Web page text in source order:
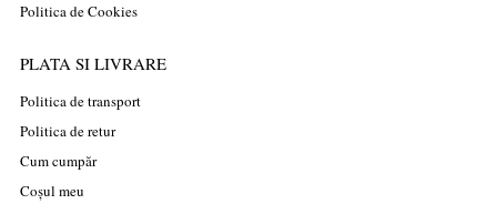
Politica de Cookies
PLATA SI LIVRARE
Politica de transport
Politica de retur
Cum cumpăr
Coșul meu